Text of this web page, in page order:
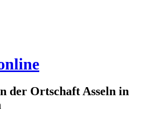
der Ortschaft Asseln in